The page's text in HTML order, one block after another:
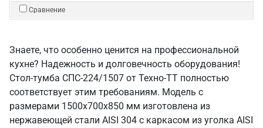
Сравнение
Знаете, что особенно ценится на профессиональной
кухне? Надежность и долговечность оборудования!
Стол-тумба СПС-224/1507 от Техно-ТТ полностью
соответствует этим требованиям. Модель с
размерами 1500x700x850 мм изготовлена из
нержавеющей стали AISI 304 с каркасом из уголка AISI